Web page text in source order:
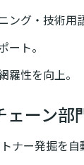
グ・技術用
ート。
性を向上。
ーン部
ナー発掘を